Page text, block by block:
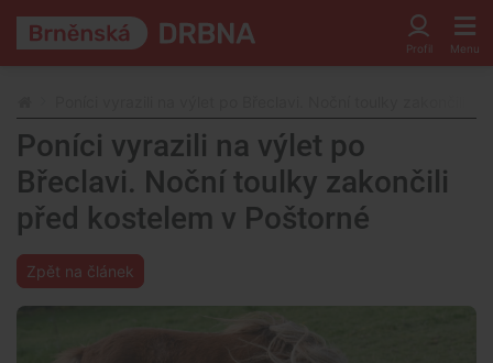
Poníci vyrazili na výlet po
Břeclavi. Noční toulky zakončili
před kostelem v Poštorné
Zpět na článek